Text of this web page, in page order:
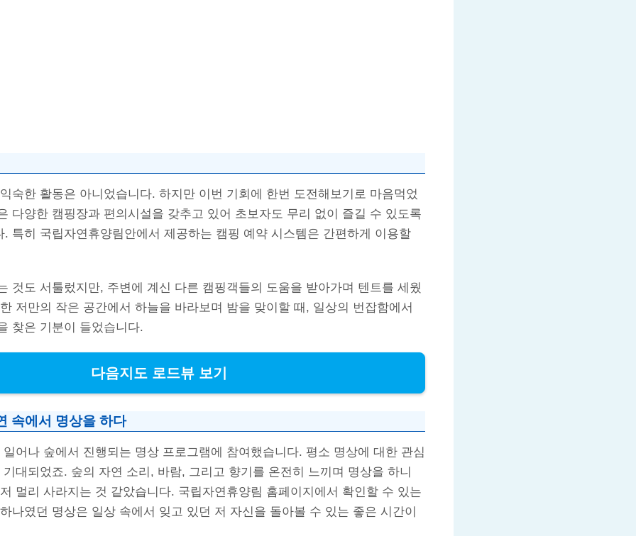
숙한 활동은 아니었습니다. 하지만 이번 기회에 한번 도전해보기로 마음먹었
다양한 캠핑장과 편의시설을 갖추고 있어 초보자도 무리 없이 즐길 수 있도록
. 특히 국립자연휴양림안에서 제공하는 캠핑 예약 시스템은 간편하게 이용할
것도 서툴렀지만, 주변에 계신 다른 캠핑객들의 도움을 받아가며 텐트를 세웠
저만의 작은 공간에서 하늘을 바라보며 밤을 맞이할 때, 일상의 번잡함에서
찾은 기분이 들었습니다.
다음지도 로드뷰 보기
속에서 명상을 하다
어나 숲에서 진행되는 명상 프로그램에 참여했습니다. 평소 명상에 대한 관심
대되었죠. 숲의 자연 소리, 바람, 그리고 향기를 온전히 느끼며 명상을 하니
멀리 사라지는 것 같았습니다. 국립자연휴양림 홈페이지에서 확인할 수 있는
나였던 명상은 일상 속에서 잊고 있던 저 자신을 돌아볼 수 있는 좋은 시간이